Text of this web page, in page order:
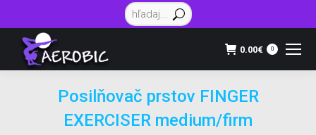
Vyhľadávanie:
0.00€ 0
Posilňovač prstov FINGER
EXERCISER medium/firm